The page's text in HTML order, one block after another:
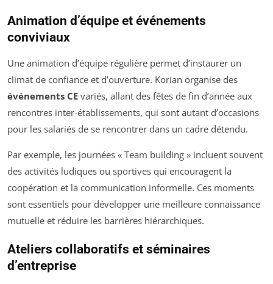
Animation d’équipe et événements
conviviaux
Une animation d’équipe régulière permet d’instaurer un
climat de confiance et d’ouverture. Korian organise des
événements CE variés, allant des fêtes de fin d’année aux
rencontres inter-établissements, qui sont autant d’occasions
pour les salariés de se rencontrer dans un cadre détendu.
Par exemple, les journées « Team building » incluent souvent
des activités ludiques ou sportives qui encouragent la
coopération et la communication informelle. Ces moments
sont essentiels pour développer une meilleure connaissance
mutuelle et réduire les barrières hiérarchiques.
Ateliers collaboratifs et séminaires
d’entreprise